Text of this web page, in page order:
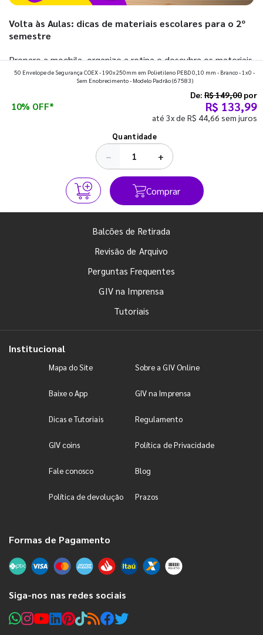
Volta às Aulas: dicas de materiais escolares para o 2º
semestre
Prepare a mochila, organize a rotina e descubra os materiais
que fazem toda diferença para começar o segundo
50 Envelope de Segurança COEX - 190x250mm em Polietileno PEBD 0,10 mm - Branco - 1x0 -
Sem Enobrecimento - Modelo Padrão(67583)
10% OFF*
De: R$ 149,00 por
R$ 133,99
até 3x de R$ 44,66 sem juros
Quantidade
− +
Comprar
Balcões de Retirada
Revisão de Arquivo
Perguntas Frequentes
GIV na Imprensa
Tutoriais
Institucional
Mapa do Site Sobre a GIV Online
Baixe o App GIV na Imprensa
Dicas e Tutoriais Regulamento
GIV coins Política de Privacidade
Fale conosco Blog
Política de devolução Prazos
Formas de Pagamento
Siga-nos nas redes sociais